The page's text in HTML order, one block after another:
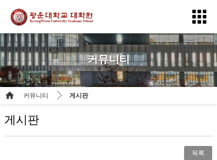
커뮤니티
커뮤니티 게시판
게시판
목록